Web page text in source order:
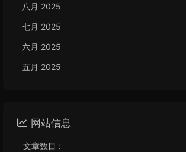
八月 2025
七月 2025
六月 2025
五月 2025
网站信息
文章数目 :